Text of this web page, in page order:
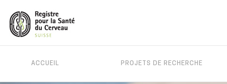
ACCUEIL PROJETS DE RECHERCHE